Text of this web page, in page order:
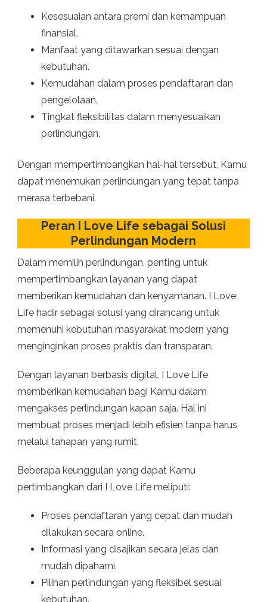
Kesesuaian antara premi dan kemampuan
finansial.
Manfaat yang ditawarkan sesuai dengan
kebutuhan.
Kemudahan dalam proses pendaftaran dan
pengelolaan.
Tingkat fleksibilitas dalam menyesuaikan
perlindungan.
Dengan mempertimbangkan hal-hal tersebut, Kamu
dapat menemukan perlindungan yang tepat tanpa
merasa terbebani.
Peran I Love Life sebagai Solusi
Perlindungan Modern
Dalam memilih perlindungan, penting untuk
mempertimbangkan layanan yang dapat
memberikan kemudahan dan kenyamanan. I Love
Life hadir sebagai solusi yang dirancang untuk
memenuhi kebutuhan masyarakat modern yang
menginginkan proses praktis dan transparan.
Dengan layanan berbasis digital, I Love Life
memberikan kemudahan bagi Kamu dalam
mengakses perlindungan kapan saja. Hal ini
membuat proses menjadi lebih efisien tanpa harus
melalui tahapan yang rumit.
Beberapa keunggulan yang dapat Kamu
pertimbangkan dari I Love Life meliputi:
Proses pendaftaran yang cepat dan mudah
dilakukan secara online.
Informasi yang disajikan secara jelas dan
mudah dipahami.
Pilihan perlindungan yang fleksibel sesuai
kebutuhan.